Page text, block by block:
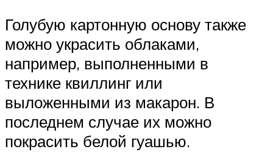
Голубую картонную основу также
можно украсить облаками,
например, выполненными в
технике квиллинг или
выложенными из макарон. В
последнем случае их можно
покрасить белой гуашью.